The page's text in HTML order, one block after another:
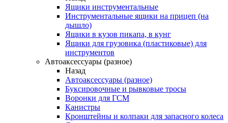
Ящики инструментальные
Инструментальные ящики на прицеп (на
дышло)
Ящики в кузов пикапа, в кунг
Ящики для грузовика (пластиковые) для
инструментов
Автоаксессуары (разное)
Назад
Автоаксессуары (разное)
Буксировочные и рывковые тросы
Воронки для ГСМ
Канистры
Кронштейны и колпаки для запасного колеса